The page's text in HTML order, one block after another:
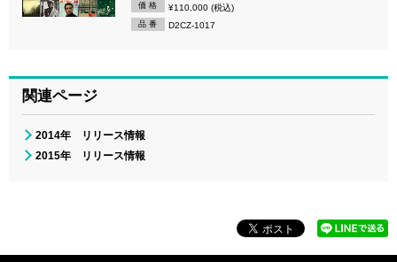
価 格 ¥110,000 (税込)
品 番 D2CZ-1017
関連ページ
2014年 リリース情報
2015年 リリース情報